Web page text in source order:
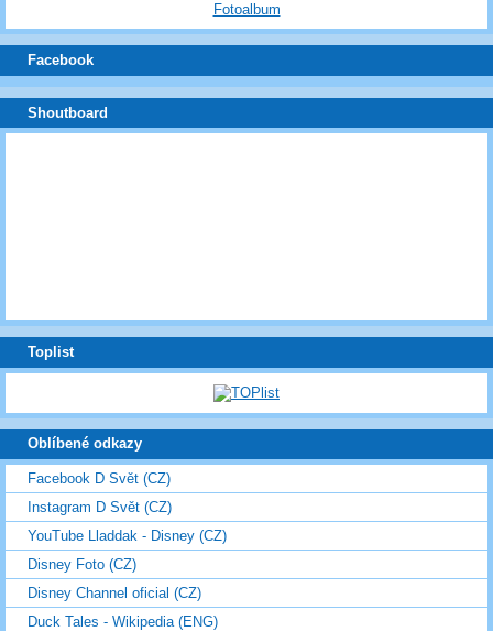
Fotoalbum
Facebook
Shoutboard
Toplist
Oblíbené odkazy
Facebook D Svět (CZ)
Instagram D Svět (CZ)
YouTube Lladdak - Disney (CZ)
Disney Foto (CZ)
Disney Channel oficial (CZ)
Duck Tales - Wikipedia (ENG)